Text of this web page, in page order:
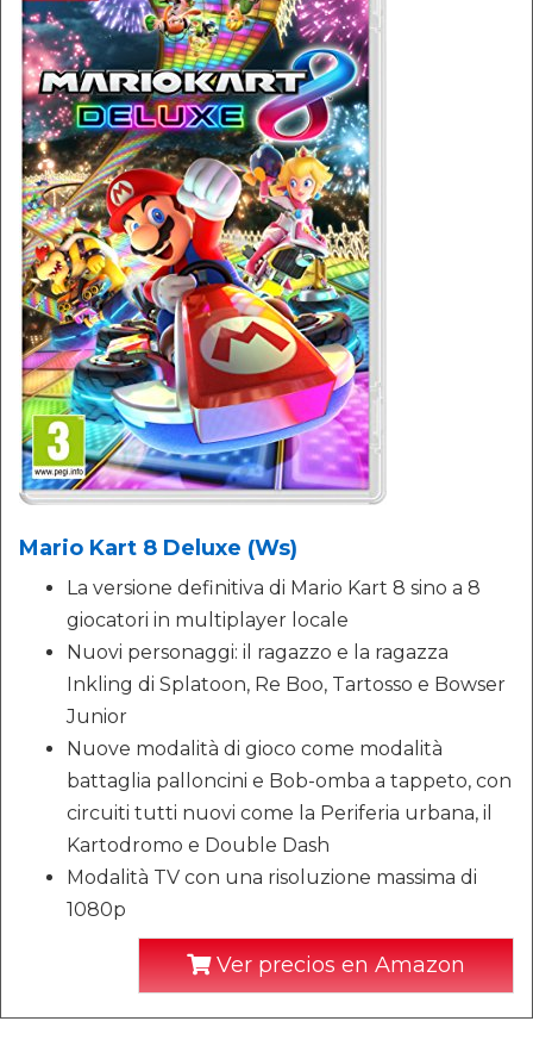
Mario Kart 8 Deluxe (Ws)
La versione definitiva di Mario Kart 8 sino a 8
giocatori in multiplayer locale
Nuovi personaggi: il ragazzo e la ragazza
Inkling di Splatoon, Re Boo, Tartosso e Bowser
Junior
Nuove modalità di gioco come modalità
battaglia palloncini e Bob-omba a tappeto, con
circuiti tutti nuovi come la Periferia urbana, il
Kartodromo e Double Dash
Modalità TV con una risoluzione massima di
1080p
Ver precios en Amazon